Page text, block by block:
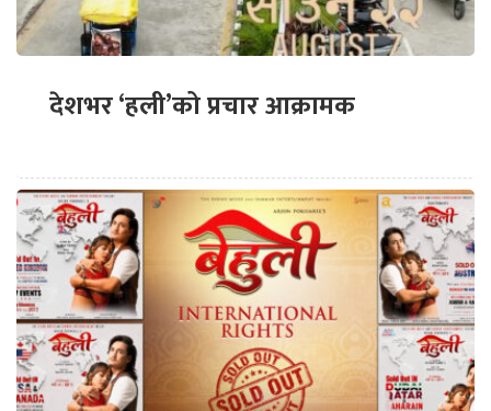
देशभर ‘हली’को प्रचार आक्रामक